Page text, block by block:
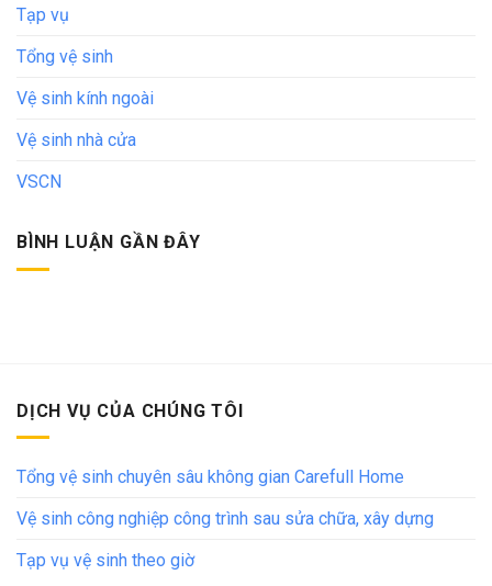
Tạp vụ
Tổng vệ sinh
Vệ sinh kính ngoài
Vệ sinh nhà cửa
VSCN
BÌNH LUẬN GẦN ĐÂY
DỊCH VỤ CỦA CHÚNG TÔI
Tổng vệ sinh chuyên sâu không gian Carefull Home
Vệ sinh công nghiệp công trình sau sửa chữa, xây dựng
Tạp vụ vệ sinh theo giờ